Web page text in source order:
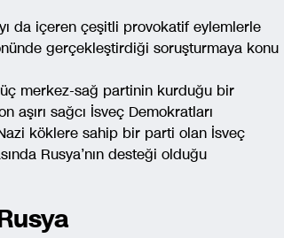
da içeren çeşitli provokatif eylemlerle
gerçekleştirdiği soruşturmaya konu
merkez-sağ partinin kurduğu bir
sağcı İsveç Demokratları
köklere sahip bir parti olan İsveç
Rusya’nın desteği olduğu